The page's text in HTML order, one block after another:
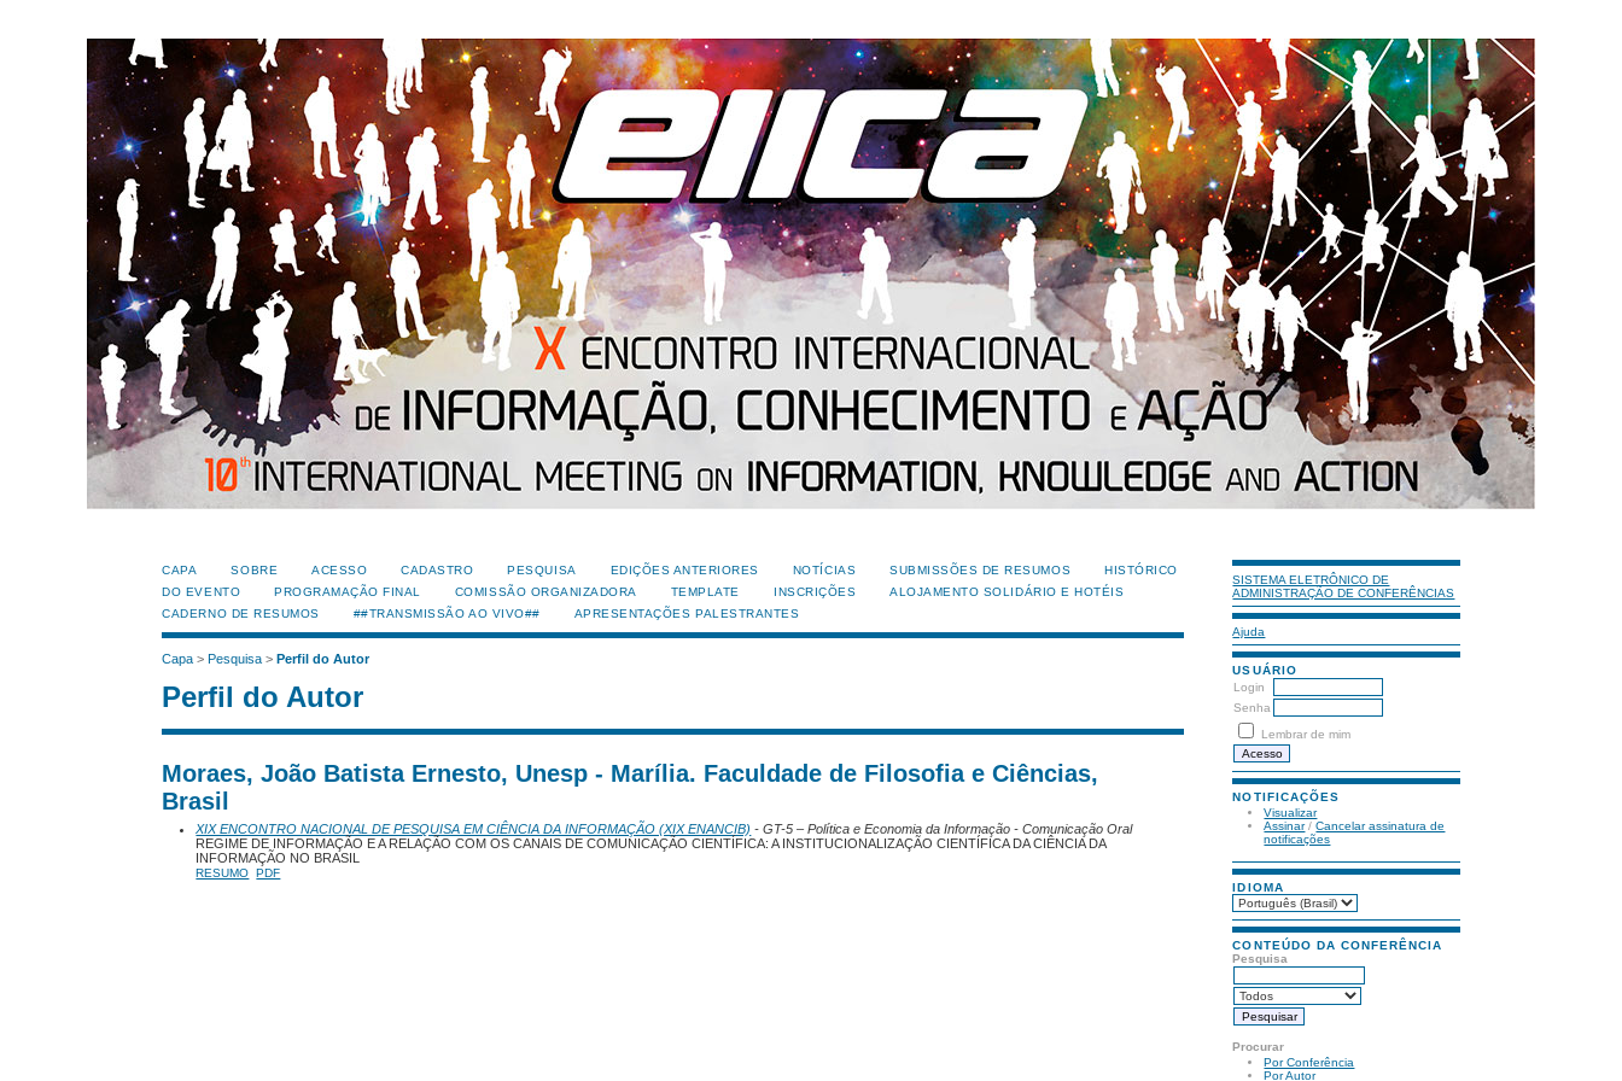
SISTEMA ELETRÔNICO DE
ADMINISTRAÇÃO DE CONFERÊNCIAS
Ajuda
USUÁRIO
Login
Senha
Lembrar de mim
NOTIFICAÇÕES
Visualizar
Assinar/Cancelar assinatura de
notificações
IDIOMA
CONTEÚDO DA CONFERÊNCIA
Pesquisa
Procurar
Por Conferência
Por Autor
CAPA SOBRE ACESSO CADASTRO PESQUISA EDIÇÕES ANTERIORES NOTÍCIAS SUBMISSÕES DE RESUMOS
HISTÓRICO
DO EVENTO
PROGRAMAÇÃO FINAL COMISSÃO ORGANIZADORA TEMPLATE INSCRIÇÕES
ALOJAMENTO SOLIDÁRIO E HOTÉIS
CADERNO DE RESUMOS
##TRANSMISSÃO AO VIVO## APRESENTAÇÕES PALESTRANTES
Capa >Pesquisa >Perfil do Autor
Perfil do Autor
Moraes, João Batista Ernesto, Unesp - Marília. Faculdade de Filosofia e Ciências,
Brasil
XIX ENCONTRO NACIONAL DE PESQUISA EM CIÊNCIA DA INFORMAÇÃO (XIX ENANCIB) - GT-5 – Política e Economia da Informação - Comunicação Oral
REGIME DE INFORMAÇÃO E A RELAÇÃO COM OS CANAIS DE COMUNICAÇÃO CIENTÍFICA: A INSTITUCIONALIZAÇÃO CIENTÍFICA DA CIÊNCIA DA
INFORMAÇÃO NO BRASIL
RESUMO PDF